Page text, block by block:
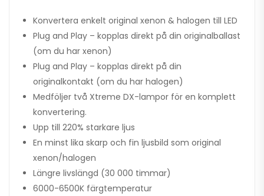
Konvertera enkelt original xenon & halogen till LED
Plug and Play – kopplas direkt på din originalballast
(om du har xenon)
Plug and Play – kopplas direkt på din
originalkontakt (om du har halogen)
Medföljer två Xtreme DX-lampor för en komplett
konvertering.
Upp till 220% starkare ljus
En minst lika skarp och fin ljusbild som original
xenon/halogen
Längre livslängd (30 000 timmar)
6000-6500K färgtemperatur